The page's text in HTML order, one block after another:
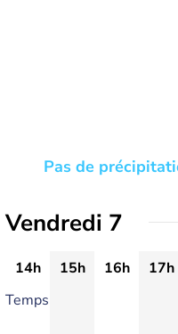
Pas de
Vendredi 7
14h 15h 16h 17h
Temps